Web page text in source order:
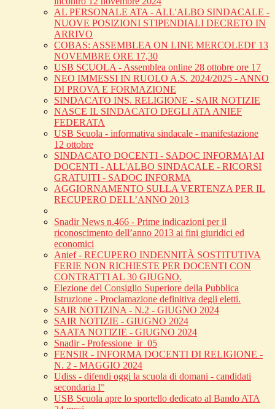
AL PERSONALE ATA - ALL'ALBO SINDACALE -
NUOVE POSIZIONI STIPENDIALI DECRETO IN
ARRIVO
COBAS: ASSEMBLEA ON LINE MERCOLEDI' 13
NOVEMBRE ORE 17,30
USB SCUOLA - Assemblea online 28 ottobre ore 17
NEO IMMESSI IN RUOLO A.S. 2024/2025 - ANNO
DI PROVA E FORMAZIONE
SINDACATO INS. RELIGIONE - SAIR NOTIZIE
NASCE IL SINDACATO DEGLI ATA ANIEF
FEDERATA
USB Scuola - informativa sindacale - manifestazione
12 ottobre
SINDACATO DOCENTI - SADOC INFORMA] AI
DOCENTI - ALL'ALBO SINDACALE - RICORSI
GRATUITI - SADOC INFORMA
AGGIORNAMENTO SULLA VERTENZA PER IL
RECUPERO DELL’ANNO 2013
Snadir News n.466 - Prime indicazioni per il
riconoscimento dell’anno 2013 ai fini giuridici ed
economici
Anief - RECUPERO INDENNITÀ SOSTITUTIVA
FERIE NON RICHIESTE PER DOCENTI CON
CONTRATTI AL 30 GIUGNO.
Elezione del Consiglio Superiore della Pubblica
Istruzione - Proclamazione definitiva degli eletti.
SAIR NOTIZINA - N.2 - GIUGNO 2024
SAIR NOTIZIE - GIUGNO 2024
SAATA NOTIZIE - GIUGNO 2024
Snadir - Professione_ir_05
FENSIR - INFORMA DOCENTI DI RELIGIONE -
N. 2 - MAGGIO 2024
Udiss - difendi oggi la scuola di domani - candidati
secondaria I°
USB Scuola apre lo sportello dedicato al Bando ATA